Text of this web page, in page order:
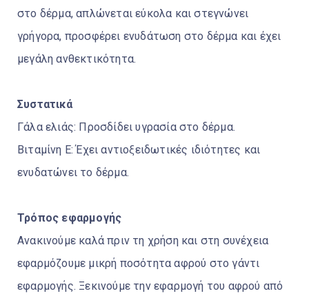
στο δέρμα, απλώνεται εύκολα και στεγνώνει
γρήγορα, προσφέρει ενυδάτωση στο δέρμα και έχει
μεγάλη ανθεκτικότητα.
Συστατικά
Γάλα ελιάς: Προσδίδει υγρασία στο δέρμα.
Βιταμίνη Ε: Έχει αντιοξειδωτικές ιδιότητες και
ενυδατώνει το δέρμα.
Τρόπος εφαρμογής
Ανακινούμε καλά πριν τη χρήση και στη συνέχεια
εφαρμόζουμε μικρή ποσότητα αφρού στο γάντι
εφαρμογής. Ξεκινούμε την εφαρμογή του αφρού από